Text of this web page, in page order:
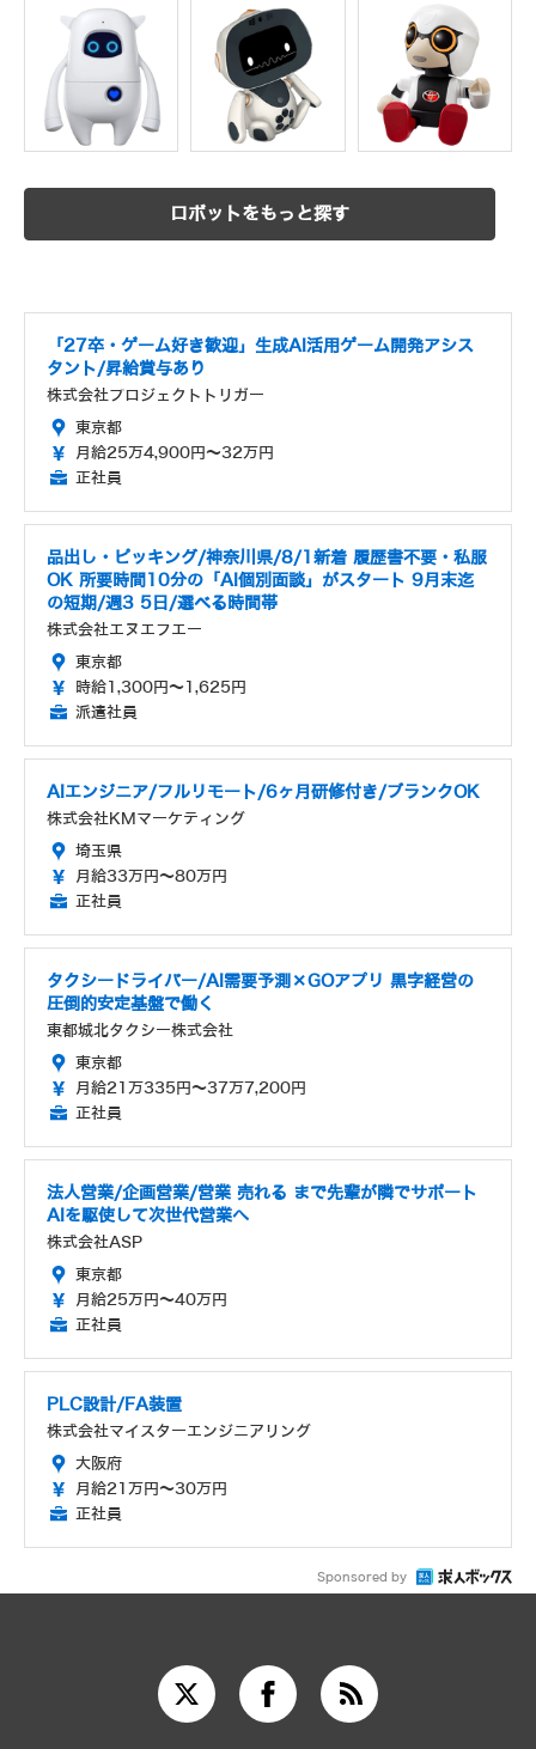
ロボットをもっと探す
「27卒・ゲーム好き歓迎」生成AI活用ゲーム開発アシス
タント/昇給賞与あり
株式会社プロジェクトトリガー
東京都
月給25万4,900円～32万円
正社員
品出し・ピッキング/神奈川県/8/1新着 履歴書不要・私服
OK 所要時間10分の「AI個別面談」がスタート 9月末迄
の短期/週3 5日/選べる時間帯
株式会社エヌエフエー
東京都
時給1,300円～1,625円
派遣社員
AIエンジニア/フルリモート/6ヶ月研修付き/ブランクOK
株式会社KMマーケティング
埼玉県
月給33万円～80万円
正社員
タクシードライバー/AI需要予測×GOアプリ 黒字経営の
圧倒的安定基盤で働く
東都城北タクシー株式会社
東京都
月給21万335円～37万7,200円
正社員
法人営業/企画営業/営業 売れる まで先輩が隣でサポート
AIを駆使して次世代営業へ
株式会社ASP
東京都
月給25万円～40万円
正社員
PLC設計/FA装置
株式会社マイスターエンジニアリング
大阪府
月給21万円～30万円
正社員
Sponsored by